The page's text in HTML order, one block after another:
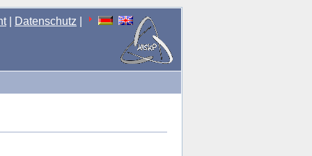
| Datenschutz